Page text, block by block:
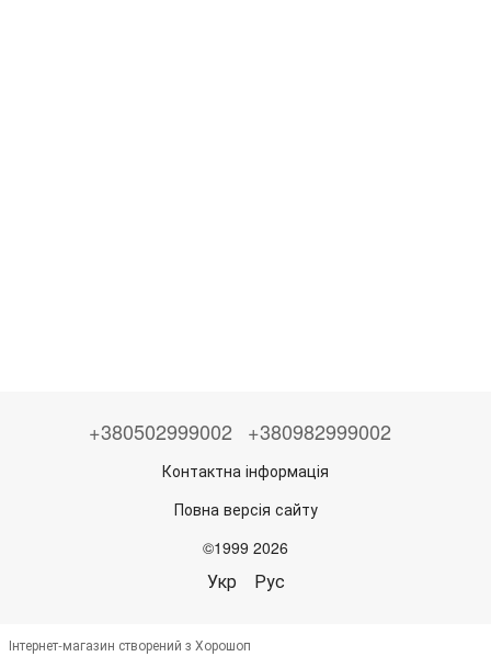
+380502999002 +380982999002
Контактна інформація
Повна версія сайту
©1999 2026
Укр Рус
Інтернет-магазин створений з Хорошоп